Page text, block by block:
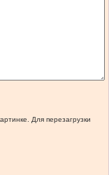
Для перезагрузки